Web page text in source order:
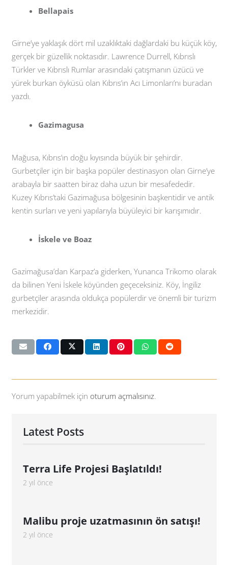
Bellapais
Girne’ye yaklaşık dört mil uzaklıktaki dağlardaki bu küçük köy,
gerçek bir güzellik noktasıdır. Lawrence Durrell, Kıbrıslı
Türkler ve Kıbrıslı Rumlar arasındaki çatışmanın üzücü ve
yürek burkan öyküsü olan Kıbrıs’ın Acı Limonları’nı buradan
yazdı.
Gazimagusa
Mağusa, Kıbrıs’ın doğu kıyısında büyük bir şehirdir.
Gurbetçiler için bir başka popüler destinasyon olan Girne’ye
arabayla bir saatten biraz daha uzun bir mesafededir.
Kuzey Kıbrıs’taki Gazimağusa bölgesinin başkentidir ve antik
kentin surları ve yeni yapılarıyla büyüleyici bir karışımıdır.
İskele ve Boaz
Gazimağusa’dan Karpaz’a giderken, Yunanca Trikomo olarak
da bilinen Yeni İskele köyünden geçeceksiniz. Köy, İngiliz
gurbetçiler arasında oldukça popülerdir ve önemli bir turizm
merkezidir.
Yorum yapabilmek için oturum açmalısınız.
Latest Posts
Terra Life Projesi Başlatıldı!
2 yıl önce
Malibu proje uzatmasının ön satışı!
2 yıl önce